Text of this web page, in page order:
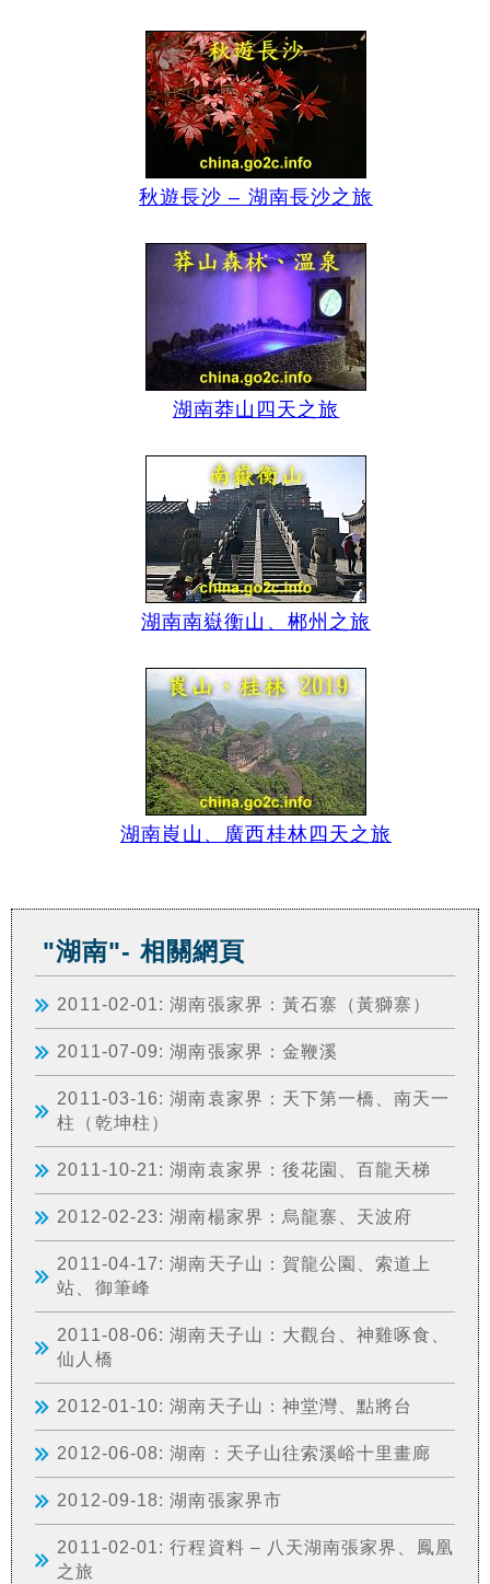
秋遊長沙 – 湖南長沙之旅
湖南莽山四天之旅
湖南南嶽衡山、郴州之旅
湖南崀山、廣西桂林四天之旅
"湖南"- 相關網頁
2011-02-01: 湖南張家界：黃石寨（黃獅寨）
2011-07-09: 湖南張家界：金鞭溪
2011-03-16: 湖南袁家界：天下第一橋、南天一
柱（乾坤柱）
2011-10-21: 湖南袁家界：後花園、百龍天梯
2012-02-23: 湖南楊家界：烏龍寨、天波府
2011-04-17: 湖南天子山：賀龍公園、索道上
站、御筆峰
2011-08-06: 湖南天子山：大觀台、神雞啄食、
仙人橋
2012-01-10: 湖南天子山：神堂灣、點將台
2012-06-08: 湖南：天子山往索溪峪十里畫廊
2012-09-18: 湖南張家界市
2011-02-01: 行程資料 – 八天湖南張家界、鳳凰
之旅